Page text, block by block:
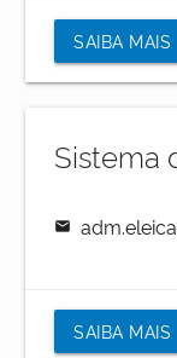
SAIBA MAIS
Sistema
mail
SAIBA MAIS